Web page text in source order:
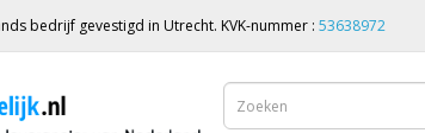
bedrijf gevestigd in Utrecht. KVK-nummer : 53638972